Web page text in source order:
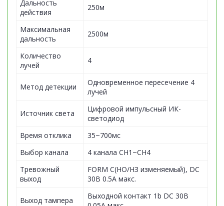
Дальность
действия
250м
Максимальная
дальность
2500м
Количество
лучей
4
Метод детекции
Одновременное пересечение 4
лучей
Источник света
Цифровой импульсный ИК-
светодиод
Время отклика
35~700мс
Выбор канала
4 канала CH1~CH4
Тревожный
выход
FORM C(НО/НЗ изменяемый), DC
30В 0.5A макс.
Выход тампера
Выходной контакт 1b DC 30В